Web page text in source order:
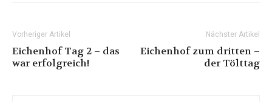
Vorheriger Artikel
Eichenhof Tag 2 – das
war erfolgreich!
Nächster Artikel
Eichenhof zum dritten –
der Tölttag